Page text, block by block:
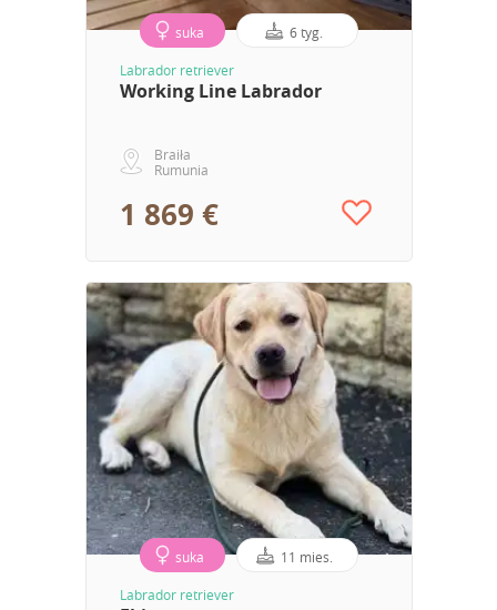
suka 6 tyg.
Labrador retriever
Working Line Labrador
Braiła
Rumunia
1 869 €
suka 11 mies.
Labrador retriever